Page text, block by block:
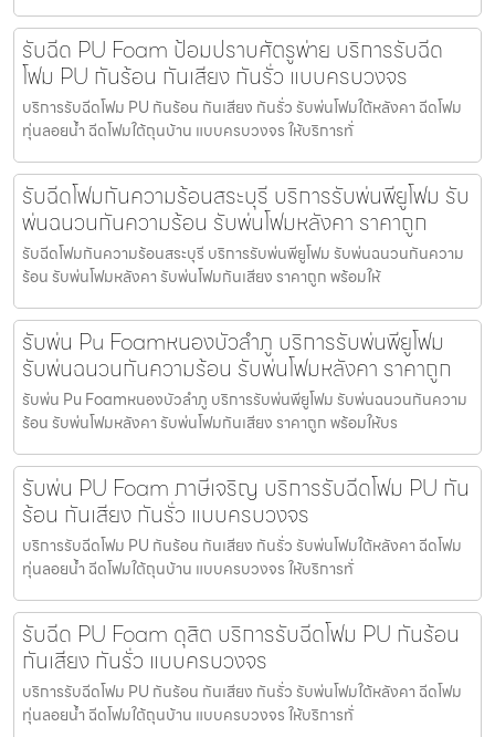
รับฉีด PU Foam ป้อมปราบศัตรูพ่าย บริการรับฉีด
โฟม PU กันร้อน กันเสียง กันรั่ว แบบครบวงจร
บริการรับฉีดโฟม PU กันร้อน กันเสียง กันรั่ว รับพ่นโฟมใต้หลังคา ฉีดโฟม
ทุ่นลอยน้ำ ฉีดโฟมใต้ถุนบ้าน แบบครบวงจร ให้บริการทั่
รับฉีดโฟมกันความร้อนสระบุรี บริการรับพ่นพียูโฟม รับ
พ่นฉนวนกันความร้อน รับพ่นโฟมหลังคา ราคาถูก
รับฉีดโฟมกันความร้อนสระบุรี บริการรับพ่นพียูโฟม รับพ่นฉนวนกันความ
ร้อน รับพ่นโฟมหลังคา รับพ่นโฟมกันเสียง ราคาถูก พร้อมให้
รับพ่น Pu Foamหนองบัวลำภู บริการรับพ่นพียูโฟม
รับพ่นฉนวนกันความร้อน รับพ่นโฟมหลังคา ราคาถูก
รับพ่น Pu Foamหนองบัวลำภู บริการรับพ่นพียูโฟม รับพ่นฉนวนกันความ
ร้อน รับพ่นโฟมหลังคา รับพ่นโฟมกันเสียง ราคาถูก พร้อมให้บร
รับพ่น PU Foam ภาษีเจริญ บริการรับฉีดโฟม PU กัน
ร้อน กันเสียง กันรั่ว แบบครบวงจร
บริการรับฉีดโฟม PU กันร้อน กันเสียง กันรั่ว รับพ่นโฟมใต้หลังคา ฉีดโฟม
ทุ่นลอยน้ำ ฉีดโฟมใต้ถุนบ้าน แบบครบวงจร ให้บริการทั่
รับฉีด PU Foam ดุสิต บริการรับฉีดโฟม PU กันร้อน
กันเสียง กันรั่ว แบบครบวงจร
บริการรับฉีดโฟม PU กันร้อน กันเสียง กันรั่ว รับพ่นโฟมใต้หลังคา ฉีดโฟม
ทุ่นลอยน้ำ ฉีดโฟมใต้ถุนบ้าน แบบครบวงจร ให้บริการทั่